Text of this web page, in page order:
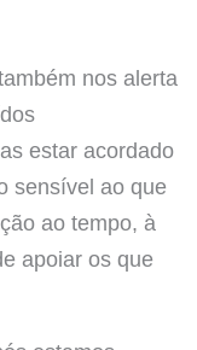
nos alerta
estar acordado
sensível ao que
ao tempo, à
apoiar os que